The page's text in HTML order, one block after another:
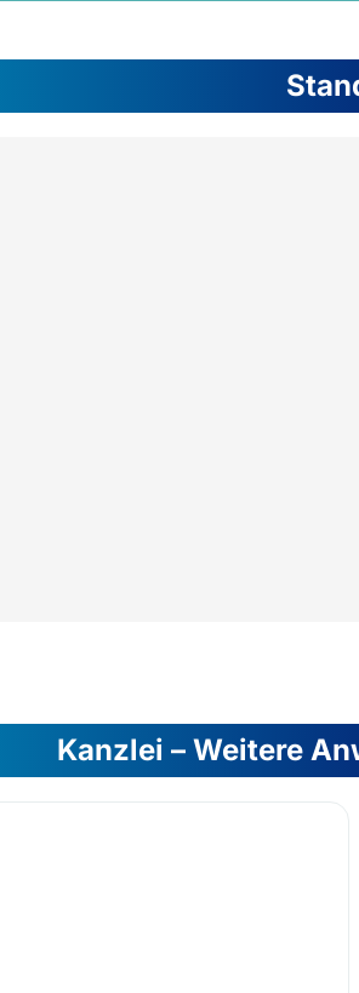
Kanzlei – Weitere